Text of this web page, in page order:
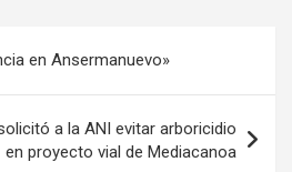
en Ansermanuevo»
a la ANI evitar arboricidio
en proyecto vial de Mediacanoa